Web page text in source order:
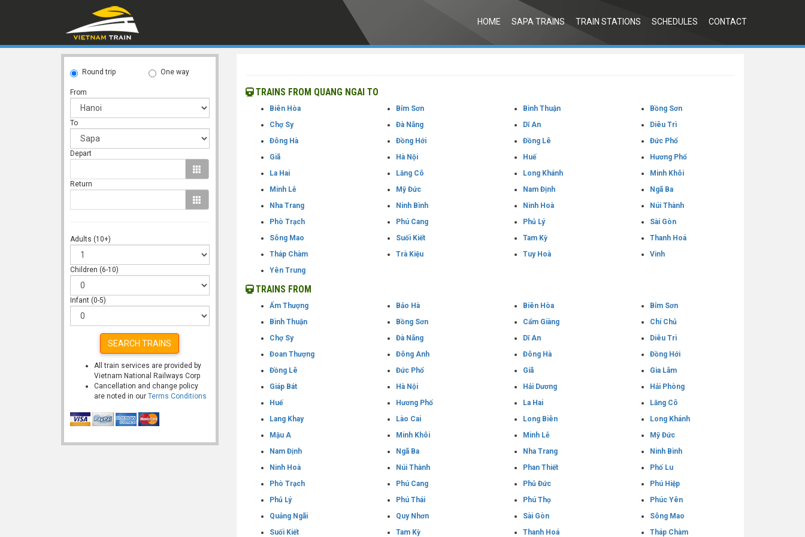
HOME SAPA TRAINS TRAIN STATIONS SCHEDULES CONTACT
Round trip One way
From
To
Depart
Return
Adults (10+)
Children (6-10)
Infant (0-5)
SEARCH TRAINS
All train services are provided by
Vietnam National Railways Corp
Cancellation and change policy
are noted in our Terms Conditions
TRAINS FROM QUANG NGAI TO
Biên Hòa Bỉm Sơn Bình Thuận
Bồng Sơn
Chợ Sy
Đà Nẵng Dĩ An
Diêu Trì
Đông Hà
Đồng Hới Đồng Lê
Đức Phổ
Giã
Hà Nội Huế
Hương Phố
La Hai
Lăng Cô Long Khánh
Minh Khôi
Minh Lễ
Mỹ Đức Nam Định
Ngã Ba
Nha Trang
Ninh Bình Ninh Hoà
Núi Thành
Phò Trạch
Phú Cang Phủ Lý
Sài Gòn
Sông Mao
Suối Kiết Tam Kỳ
Thanh Hoá
Tháp Chàm
Trà Kiệu Tuy Hoà
Vinh
Yên Trung
TRAINS FROM
Ấm Thượng Bảo Hà Biên Hòa
Bỉm Sơn
Bình Thuận
Bồng Sơn Cẩm Giàng
Chí Chủ
Chợ Sy
Đà Nẵng Dĩ An
Diêu Trì
Đoan Thượng
Đông Anh Đông Hà
Đồng Hới
Đồng Lê
Đức Phổ Giã
Gia Lâm
Giáp Bát
Hà Nội Hải Dương
Hải Phòng
Huế
Hương Phố La Hai
Lăng Cô
Lang Khay
Lào Cai Long Biên
Long Khánh
Mậu A
Minh Khôi Minh Lễ
Mỹ Đức
Nam Định
Ngã Ba Nha Trang
Ninh Bình
Ninh Hoà
Núi Thành Phan Thiết
Phố Lu
Phò Trạch
Phú Cang Phủ Đức
Phú Hiệp
Phủ Lý
Phú Thái Phú Thọ
Phúc Yên
Quảng Ngãi
Quy Nhơn Sài Gòn
Sông Mao
Suối Kiết
Tam Kỳ Thanh Hoá Tháp Chàm